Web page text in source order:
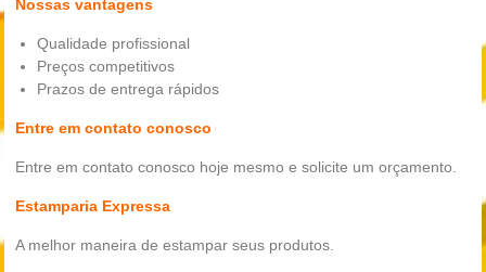
Nossas vantagens
Qualidade profissional
Preços competitivos
Prazos de entrega rápidos
Entre em contato conosco
Entre em contato conosco hoje mesmo e solicite um orçamento.
Estamparia Expressa
A melhor maneira de estampar seus produtos.